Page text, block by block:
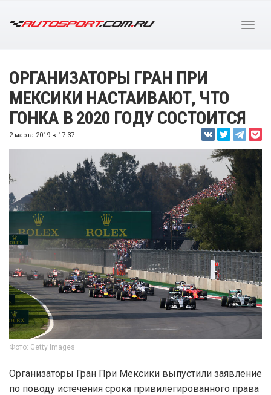
ОРГАНИЗАТОРЫ ГРАН ПРИ
МЕКСИКИ НАСТАИВАЮТ, ЧТО
ГОНКА В 2020 ГОДУ СОСТОИТСЯ
2 марта 2019 в 17:37
Фото: Getty Images
Организаторы Гран При Мексики выпустили заявление
по поводу истечения срока привилегированного права